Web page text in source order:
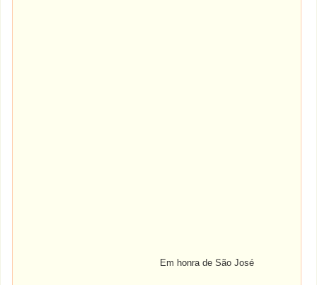
Em honra de São José